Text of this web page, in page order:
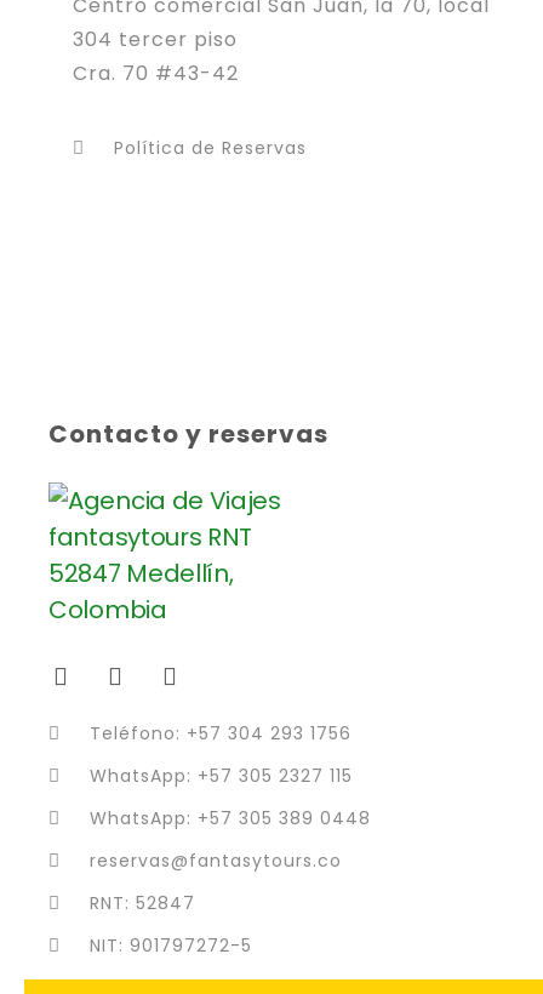
304 tercer piso
Cra. 70 #43-42
Política de Reservas
Contacto y reservas
Teléfono: +57 304 293 1756
WhatsApp: +57 305 2327 115
WhatsApp: +57 305 389 0448
reservas@fantasytours.co
RNT: 52847
NIT: 901797272-5